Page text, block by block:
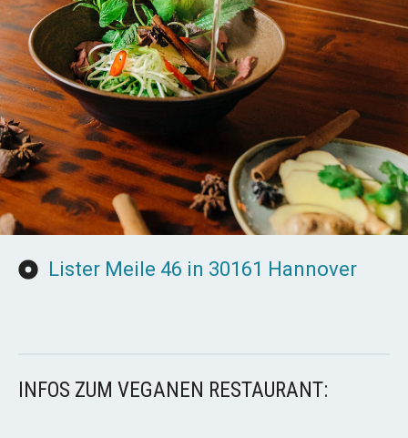
Lister Meile 46 in 30161 Hannover
INFOS ZUM VEGANEN RESTAURANT: